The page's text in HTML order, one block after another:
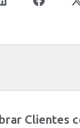
Clientes